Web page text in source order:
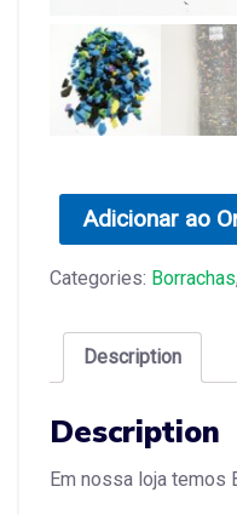
Adicionar ao
Categories: Borrachas,
Description
Description
Em nossa loja temos